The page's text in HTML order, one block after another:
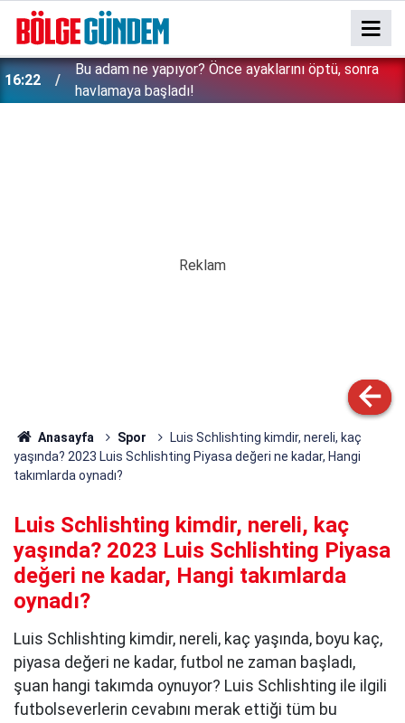
16:22
Bu adam ne yapıyor? Önce ayaklarını öptü, sonra
havlamaya başladı!
Anasayfa Spor
Luis Schlishting kimdir, nereli, kaç
yaşında? 2023 Luis Schlishting Piyasa değeri ne kadar, Hangi
takımlarda oynadı?
Luis Schlishting kimdir, nereli, kaç
yaşında? 2023 Luis Schlishting Piyasa
değeri ne kadar, Hangi takımlarda
oynadı?
Luis Schlishting kimdir, nereli, kaç yaşında, boyu kaç,
piyasa değeri ne kadar, futbol ne zaman başladı,
şuan hangi takımda oynuyor? Luis Schlishting ile ilgili
futbolseverlerin cevabını merak ettiği tüm bu